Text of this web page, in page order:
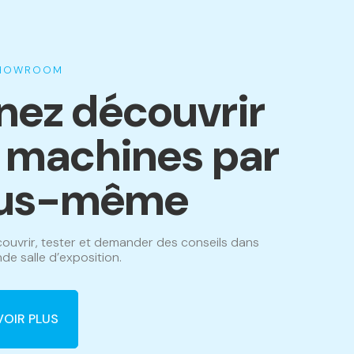
découvrir
machines par
même
tester et demander des conseils dans
salle d’exposition.
PLUS